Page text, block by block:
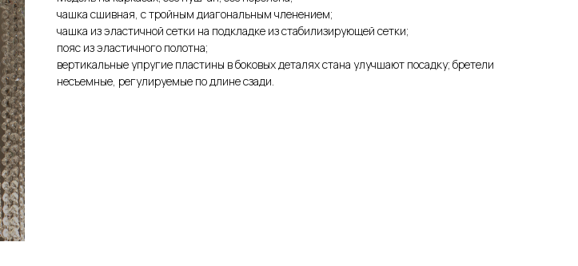
чашка сшивная, с тройным диагональным членением;
чашка из эластичной сетки на подкладке из стабилизирующей сетки;
пояс из эластичного полотна;
вертикальные упругие пластины в боковых деталях стана улучшают посадку; бретели
несъемные, регулируемые по длине сзади.